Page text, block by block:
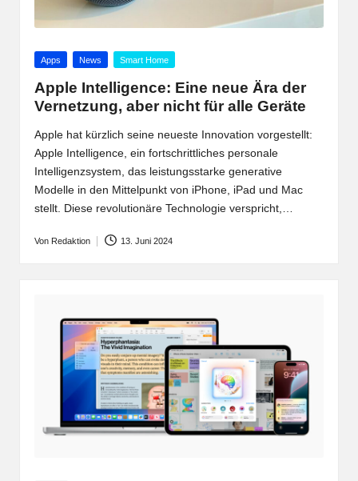
Posted
Apps News Smart Home
Apple Intelligence: Eine neue Ära der
Vernetzung, aber nicht für alle Geräte
Apple hat kürzlich seine neueste Innovation vorgestellt:
Apple Intelligence, ein fortschrittliches personale
Intelligenzsystem, das leistungsstarke generative
Modelle in den Mittelpunkt von iPhone, iPad und Mac
stellt. Diese revolutionäre Technologie verspricht,…
Von Redaktion 13. Juni 2024